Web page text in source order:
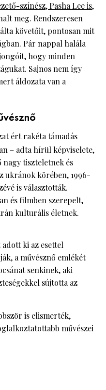
színész, Pasha Lee is,
meg. Rendszeresen
követőit, pontosan mit
Pár nappal halála
hogy minden
Sajnos nem így
áldozata van a
ért rakéta támadás
– adta hírül képviselete,
nagy tiszteletnek és
ukránok körében, 1996-
is választották.
és filmben szerepelt,
kulturális életnek.
ki az esettel
a művésznő emlékét
senkinek, aki
sújtotta az
is elismerték,
művészei